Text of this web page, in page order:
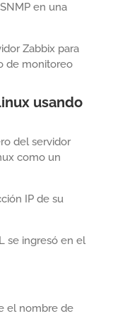
en una
Zabbix para
de monitoreo
usando
del servidor
como un
IP de su
se ingresó en el
el nombre de